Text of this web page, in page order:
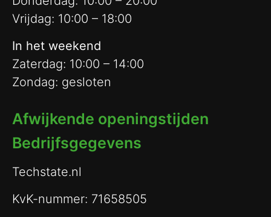
Vrijdag: 10:00 – 18:00
In het weekend
Zaterdag: 10:00 – 14:00
Zondag: gesloten
Afwijkende openingstijden
Bedrijfsgegevens
Techstate.nl
KvK-nummer: 71658505